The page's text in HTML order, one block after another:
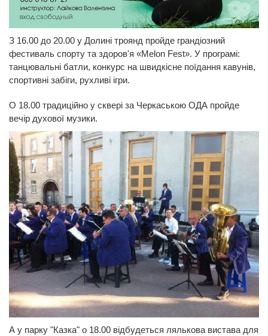
З 16.00 до 20.00 у Долині троянд пройде грандіозний
фестиваль спорту та здоров'я «Melon Fest». У програмі:
танцювальні батли, конкурс на швидкісне поїдання кавунів,
спортивні забіги, рухливі ігри.
О 18.00 традиційно у сквері за Черкаською ОДА пройде
вечір духової музики.
А у парку "Казка" о 18.00 відбудеться лялькова вистава для